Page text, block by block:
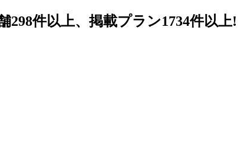
件以上、掲載プラン1734件以上!